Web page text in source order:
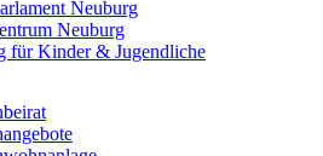
Neuburg
Neuburg
für Kinder & Jugendliche